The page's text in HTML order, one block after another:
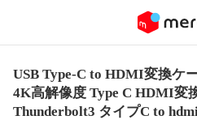
USB Type-C to HDMI変換ケ
4K高解像度 Type C HDMI変
Thunderbolt3 タイプC to